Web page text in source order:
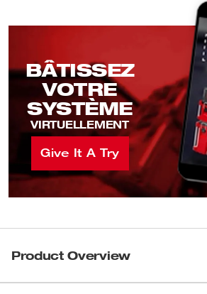
BÂTISSEZ
VOTRE
SYSTÈME
VIRTUELLEMENT
Give It A Try
Product Overview
MC